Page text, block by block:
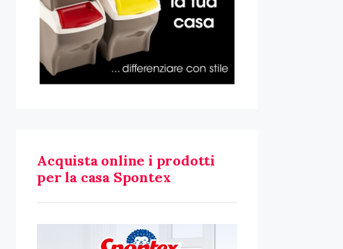
Acquista online i prodotti
per la casa Spontex